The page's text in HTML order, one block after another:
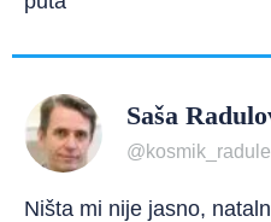
Saša
@kosmik_radule
Ništa mi nije jasno,